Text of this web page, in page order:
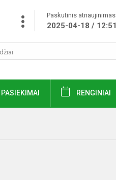
Paskutinis atnaujinimas
2025-04-18 / 12:51
PASIEKIMAI RENGINIAI